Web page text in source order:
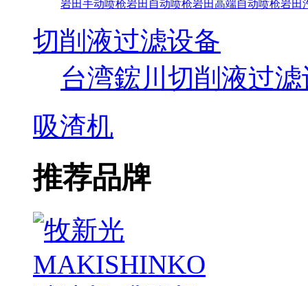
岩田手动喷枪岩田自动喷枪岩田高端自动喷枪岩田
切削液过滤设备
台湾鋐川切削液过
吸渣机
推荐品牌